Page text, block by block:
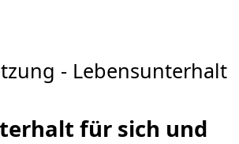
- Lebensunterhalt
für sich und